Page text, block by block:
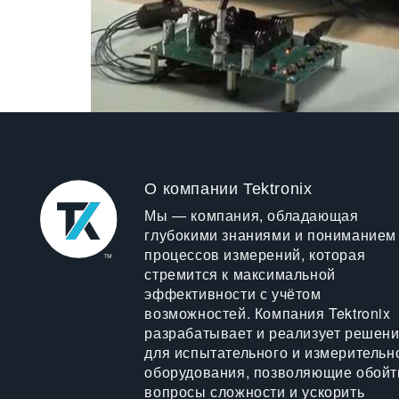
О компании Tektronix
Мы — компания, обладающая
глубокими знаниями и пониманием
процессов измерений, которая
стремится к максимальной
эффективности с учётом
возможностей. Компания Tektronix
разрабатывает и реализует
для испытательного и
оборудования, позволяющие
вопросы сложности и ускорить